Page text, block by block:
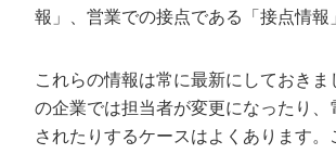
報」、営業での接点である「接点情報
これらの情報は常に最新にしておきま
の企業では担当者が変更になったり、
されたりするケースはよくあります。